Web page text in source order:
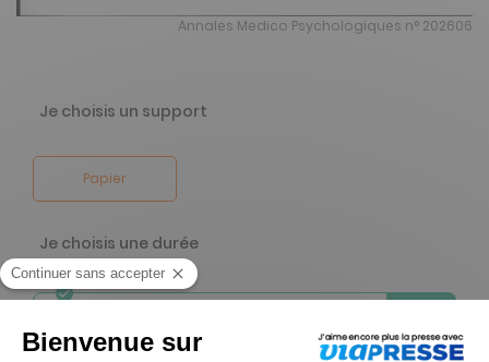
Annales Medico Psychologiques n° 202606
Je choisis un support
Papier
Je choisis une durée
-67%
10 n° • Papier Offre réservée aux particuliers